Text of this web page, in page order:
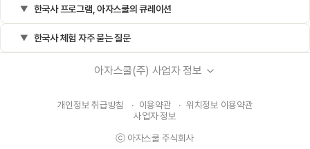
한국사 프로그램, 아자스쿨의 큐레이션
한국사 체험 자주 묻는 질문
아자스쿨(주) 사업자 정보
개인정보 취급방침 · 이용약관 · 위치정보 이용약관
사업자 정보
ⓒ 아자스쿨 주식회사